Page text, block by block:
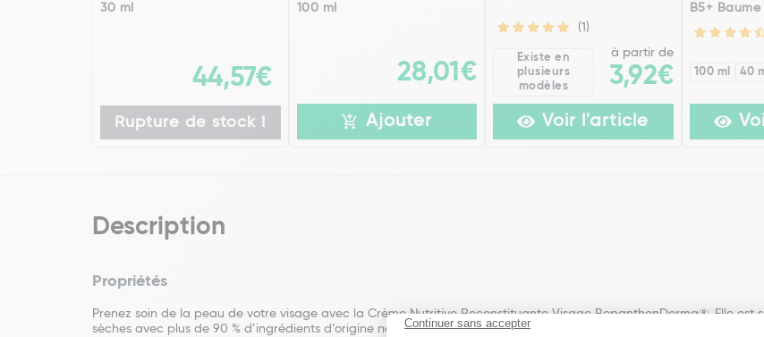
30 ml
44,57€
Rupture de stock !
100 ml
28,01€
Ajouter
(1)
Existe en
plusieurs
modèles
à partir de
3,92€
Voir l'article
B5+ Baume
100 ml 40
Description
Propriétés
Prenez soin de la peau de votre visage avec la Crème Nutritive Reconstituante Visage BepanthenDerma®. Elle
sèches avec plus de 90 % d’ingrédients d’origine naturelle.